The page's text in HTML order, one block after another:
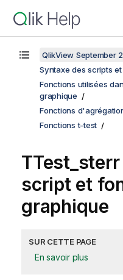
QlikView September
Syntaxe des scripts
Fonctions utilisées
graphique
Fonctions
Fonctions t-test
TTest_sterr
script et
graphique
SUR CETTE PAGE
En savoir plus